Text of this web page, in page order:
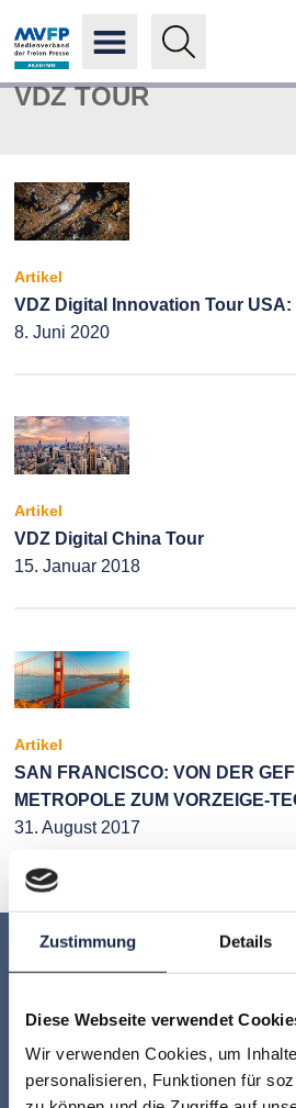
Zustimmung Details
Diese Webseite verwendet
Wir verwenden Cookies, um
personalisieren, Funktionen für
VDZ TOUR
Artikel
VDZ Digital Innovation Tour USA:
8. Juni 2020
Artikel
VDZ Digital China Tour
15. Januar 2018
Artikel
SAN FRANCISCO: VON DER
METROPOLE ZUM VORZEIGE-
31. August 2017
Keine Veranstaltung
Jetzt für den
Newsletter